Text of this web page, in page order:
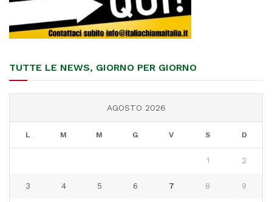
TUTTE LE NEWS, GIORNO PER GIORNO
AGOSTO 2026
L M M G V S D
1 2
3 4 5 6 7 8 9